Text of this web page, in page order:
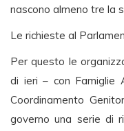
nascono almeno tre la
Le richieste al
Per questo le
di ieri – con Famiglie
Coordinamento
governo una serie di